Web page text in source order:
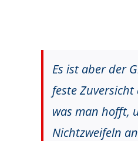
Es ist aber der
feste Zuversicht
was man hofft,
Nichtzweifeln